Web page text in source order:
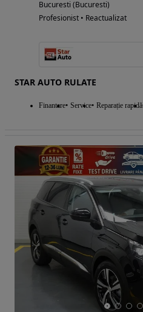
Bucuresti (Bucuresti)
Profesionist • Reactualizat
STAR AUTO RULATE
Finantare Service Reparație rapidă